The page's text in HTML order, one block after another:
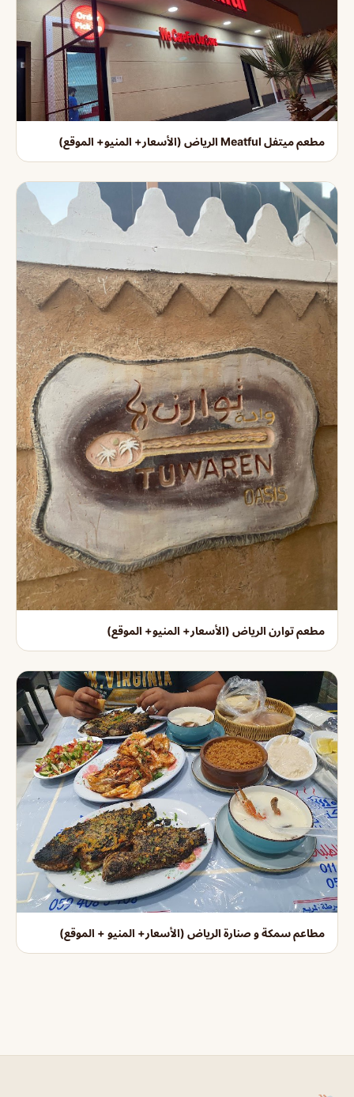
مطعم ميتفل Meatful الرياض (الأسعار+ المنيو+ الموقع)
مطعم توارن الرياض (الأسعار+ المنيو+ الموقع)
مطاعم سمكة و صنارة الرياض (الأسعار+ المنيو + الموقع)